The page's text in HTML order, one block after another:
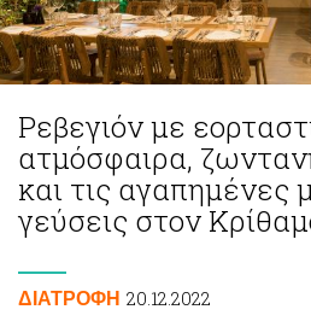
Ρεβεγιόν με
ατμόσφαιρα,
και τις αγαπημένες
γεύσεις στον
ΔΙΑΤΡΟΦΗ 20.12.2022